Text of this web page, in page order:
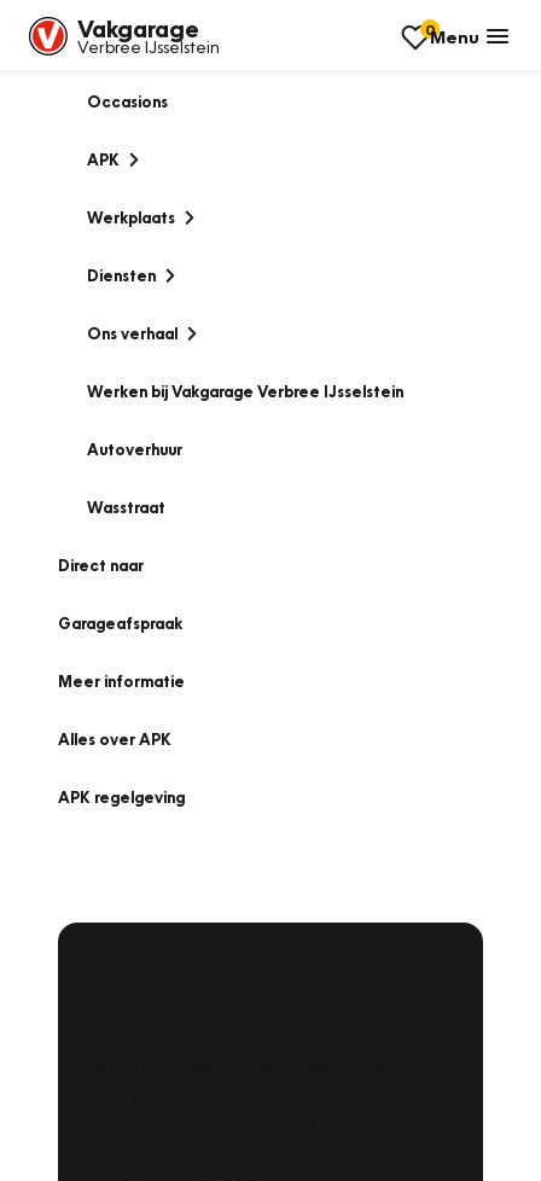
Vakgarage
Verbree IJsselstein
0Menu
Occasions
APK
Werkplaats
Diensten
Ons verhaal
Werken bij Vakgarage Verbree IJsselstein
Autoverhuur
Wasstraat
Direct naar
Garageafspraak
Meer informatie
Alles over APK
APK regelgeving